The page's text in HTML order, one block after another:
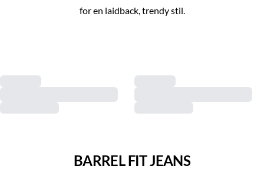
for en laidback, trendy stil.
BARREL FIT JEANS